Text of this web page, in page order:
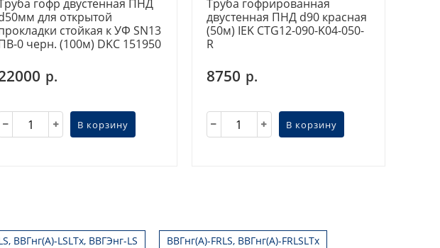
гофр двустенная ПНД
для открытой
стойкая к УФ SN13
0 черн. (100м) DKC 151950
р.
В корзину
Труба гофрированная
двустенная ПНД d90 красная
(50м) IEK CTG12-090-K04-050-
R
8750 р.
В корзину
ВВГнг(А)-LSLTx, ВВГЭнг-LS ВВГнг(А)-FRLS, ВВГнг(А)-FRLSLTx